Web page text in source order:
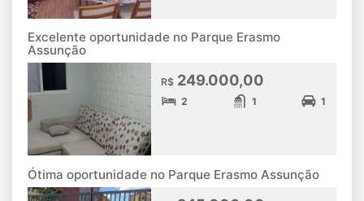
Excelente oportunidade no Parque Erasmo
Assunção
R$ 249.000,00
2 1 1
Ótima oportunidade no Parque Erasmo Assunção